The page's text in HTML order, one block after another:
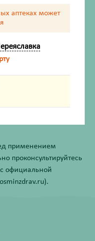
применением
проконсультируйтесь
официальной
аптеках может